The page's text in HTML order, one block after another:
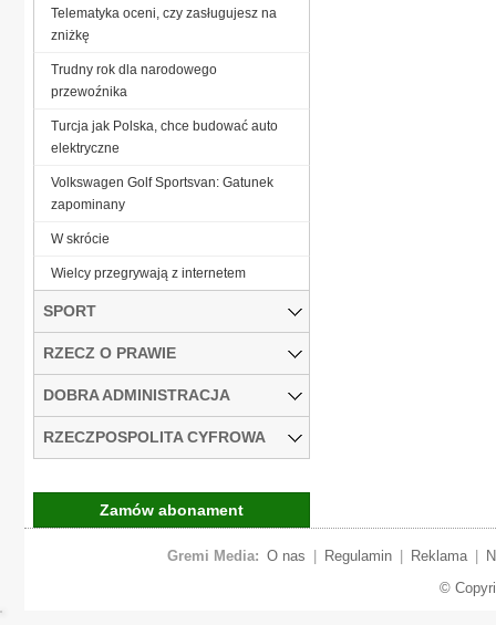
Telematyka oceni, czy zasługujesz na
zniżkę
Trudny rok dla narodowego
przewoźnika
Turcja jak Polska, chce budować auto
elektryczne
Volkswagen Golf Sportsvan: Gatunek
zapominany
W skrócie
Wielcy przegrywają z internetem
SPORT
RZECZ O PRAWIE
DOBRA ADMINISTRACJA
RZECZPOSPOLITA CYFROWA
Zamów abonament
Gremi Media: O nas Regulamin Reklama
©